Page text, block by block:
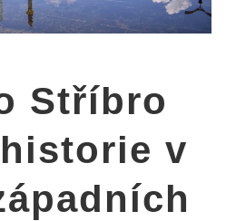
Stříbro
v